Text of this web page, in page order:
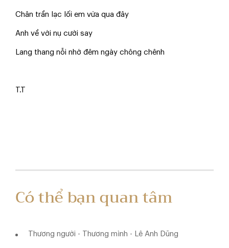
Chân trần lạc lối em vừa qua đây
Anh về với nụ cười say
Lang thang nỗi nhớ đêm ngày chông chênh
T.T
Có thể bạn quan tâm
Thương người - Thương mình - Lê Anh Dũng